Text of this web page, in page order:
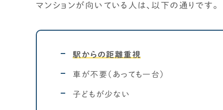
マンションが向いている人は、以下の通りです。
駅からの距離重視
車が不要（あっても一台）
子どもが少ない